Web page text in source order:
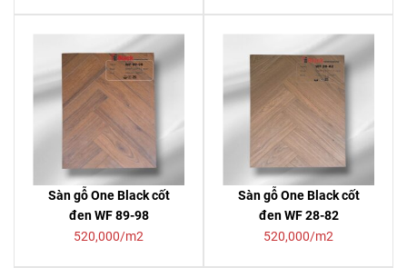
Sàn gỗ One Black cốt
đen WF 89-98
520,000/m2
Sàn gỗ One Black cốt
đen WF 28-82
520,000/m2